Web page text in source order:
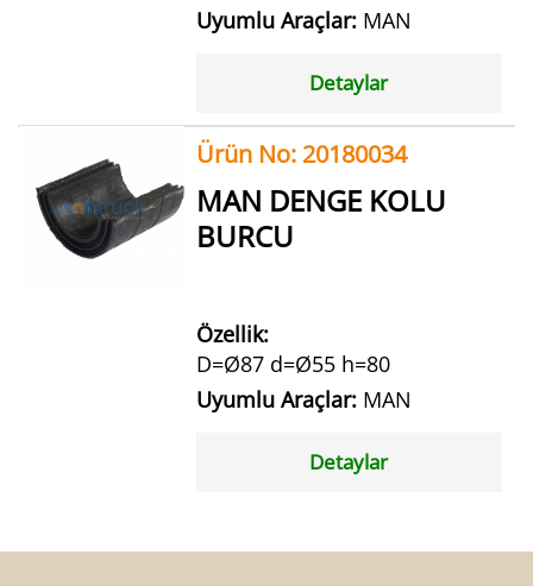
Uyumlu Araçlar: MAN
Detaylar
Ürün No: 20180034
MAN DENGE KOLU
BURCU
Özellik:
D=Ø87 d=Ø55 h=80
Uyumlu Araçlar: MAN
Detaylar